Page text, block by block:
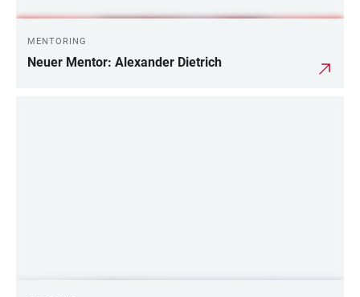
MENTORING
Neuer Mentor: Alexander Dietrich